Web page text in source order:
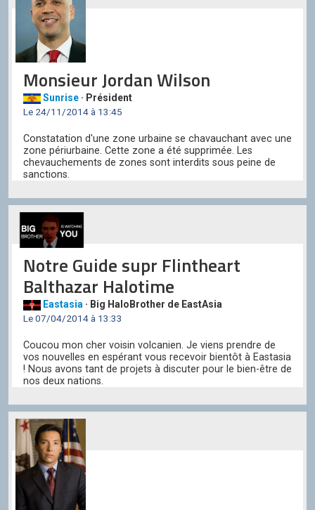
Monsieur Jordan Wilson
Sunrise · Président
Le 24/11/2014 à 13:45
Constatation d'une zone urbaine se chavauchant avec une
zone périurbaine. Cette zone a été supprimée. Les
chevauchements de zones sont interdits sous peine de
sanctions.
Notre Guide supr Flintheart
Balthazar Halotime
Eastasia · Big HaloBrother de EastAsia
Le 07/04/2014 à 13:33
Coucou mon cher voisin volcanien. Je viens prendre de
vos nouvelles en espérant vous recevoir bientôt à Eastasia
! Nous avons tant de projets à discuter pour le bien-être de
nos deux nations.